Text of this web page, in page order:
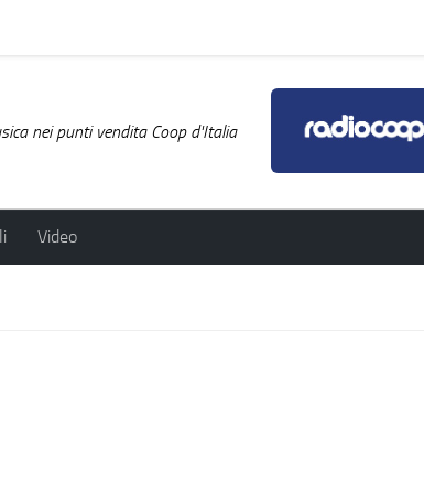
nei punti vendita Coop d'Italia
Video